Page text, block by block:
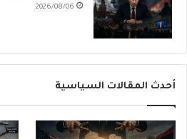
2026/08/06
أحدث المقالات السياسية